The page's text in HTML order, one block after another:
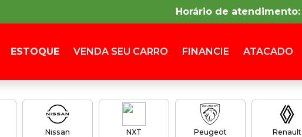
Horário de atendimento:
ESTOQUE VENDA SEU CARRO FINANCIE ATACADO
Nissan NXT Peugeot Renault